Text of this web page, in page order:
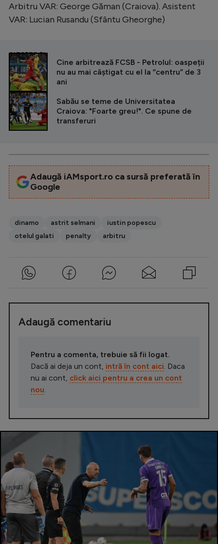
Arbitru VAR: George Găman (Craiova). Asistent
VAR: Lucian Rusandu (Sfântu Gheorghe)
CITEȘTE ȘI
Cine arbitrează FCSB - Petrolul: oaspeții
nu au mai câștigat cu el la ”centru” de 3
ani
Sabău se teme de Universitatea
Craiova: "Foarte greu!". Ce spune de
transferuri
Adaugă iAMsport.ro ca sursă preferată în
Google
dinamo astrit selmani
iustin popescu
otelul galati
penalty arbitru
Adaugă comentariu
Pentru a comenta, trebuie să fii logat.
Dacă ai deja un cont, intră în cont aici . Daca
nu ai cont, click aici pentru a crea un cont
nou